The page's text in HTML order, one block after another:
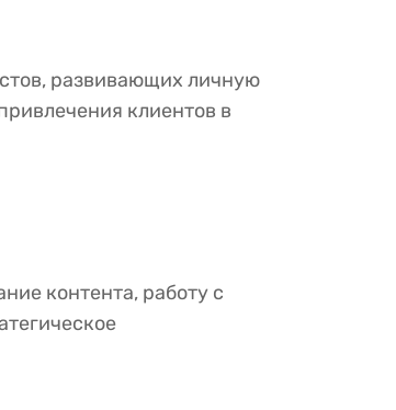
развивающих личную
клиентов в
контента, работу с